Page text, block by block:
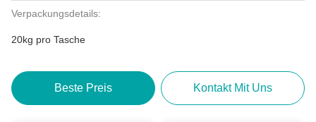
Verpackungsdetails:
20kg pro Tasche
Beste Preis Kontakt Mit Uns